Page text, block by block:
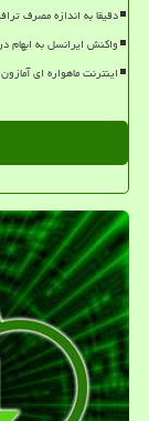
دقیقا به اندازه مصرف
واکنش ایرانسل به ابهام
اینترنت ماهواره ای